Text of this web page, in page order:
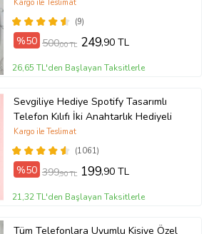
(9)
Kargo ile Teslimat
%50 500,00 TL 249,90 TL
26,65 TL'den Başlayan Taksitlerle
Sevgiliye Hediye Spotify Tasarımlı
Telefon Kılıfı İki Anahtarlık Hediyeli
(1061)
Kargo ile Teslimat
%50 399,90 TL 199,90 TL
21,32 TL'den Başlayan Taksitlerle
Tüm Telefonlara Uyumlu Kişiye Özel